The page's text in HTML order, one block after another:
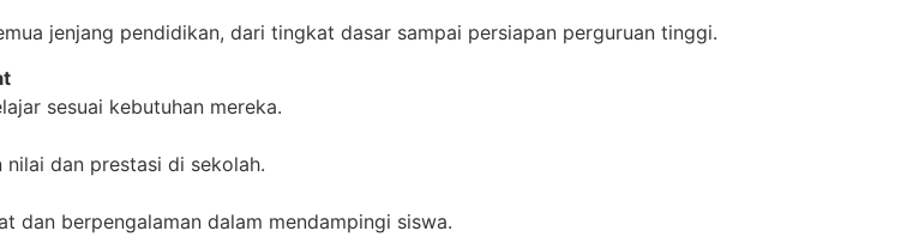
jenjang pendidikan, dari tingkat dasar sampai persiapan perguruan tinggi.
sesuai kebutuhan mereka.
dan prestasi di sekolah.
dan berpengalaman dalam mendampingi siswa.